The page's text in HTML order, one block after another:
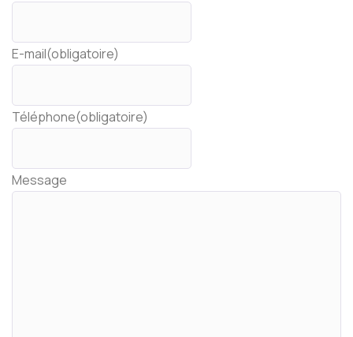
E-mail(obligatoire)
Téléphone(obligatoire)
Message